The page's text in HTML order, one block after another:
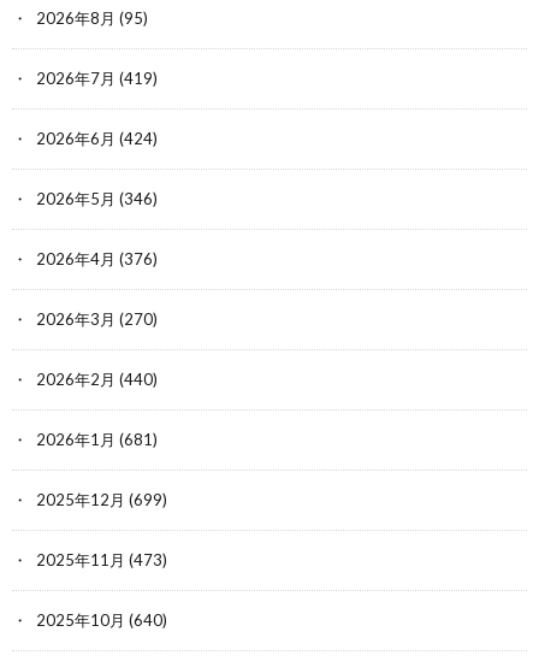
2026年8月 (95)
2026年7月 (419)
2026年6月 (424)
2026年5月 (346)
2026年4月 (376)
2026年3月 (270)
2026年2月 (440)
2026年1月 (681)
2025年12月 (699)
2025年11月 (473)
2025年10月 (640)